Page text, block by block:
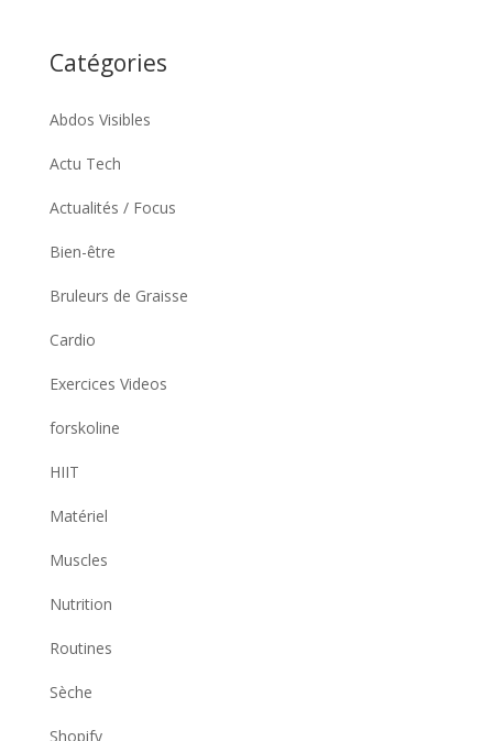
Catégories
Abdos Visibles
Actu Tech
Actualités / Focus
Bien-être
Bruleurs de Graisse
Cardio
Exercices Videos
forskoline
HIIT
Matériel
Muscles
Nutrition
Routines
Sèche
Shopify